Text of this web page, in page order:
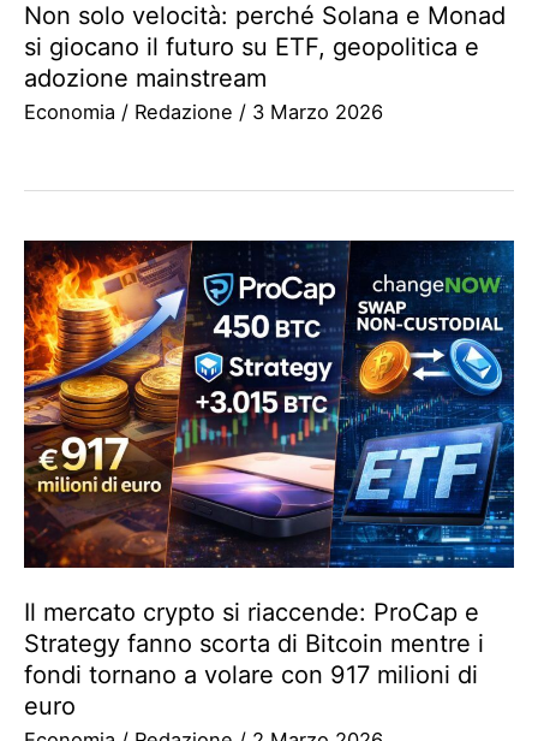
Non solo velocità: perché Solana e Monad
si giocano il futuro su ETF, geopolitica e
adozione mainstream
Economia / Redazione / 3 Marzo 2026
Il mercato crypto si riaccende: ProCap e
Strategy fanno scorta di Bitcoin mentre i
fondi tornano a volare con 917 milioni di
euro